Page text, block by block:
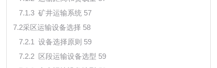
7.1.3 矿井运输系统 57
7.2采区运输设备选择 58
7.2.1 设备选择原则 59
7.2.2 区段运输设备选型 59